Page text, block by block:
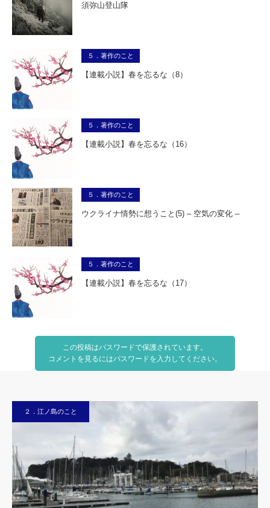
須弥山登山隊
５．著作のこと
【連載小説】春を忘るな（8）
５．著作のこと
【連載小説】春を忘るな（16）
５．著作のこと
ウクライナ情勢に想うこと(5) – 空気の変化 –
５．著作のこと
【連載小説】春を忘るな（17）
この投稿はパスワードで保護されています。
コメントを見るにはパスワードを入力してください。
２．江ノ島のこと